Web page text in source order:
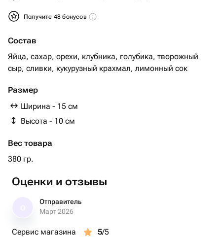
Получите 48 бонусов
Состав
Яйца, сахар, орехи, клубника, голубика, творожный
сыр, сливки, кукурузный крахмал, лимонный сок
Размер
Ширина - 15 см
Высота - 10 см
Вес товара
380 гр.
Оценки и отзывы
Отправитель
Март 2026
Сервис магазина 5/5